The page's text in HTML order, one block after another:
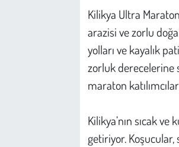
Kilikya Ultra
arazisi ve zorlu doğa
yolları ve kayalık
zorluk derecelerine
maraton
Kilikya’nın sıcak
getiriyor. Koşucular,